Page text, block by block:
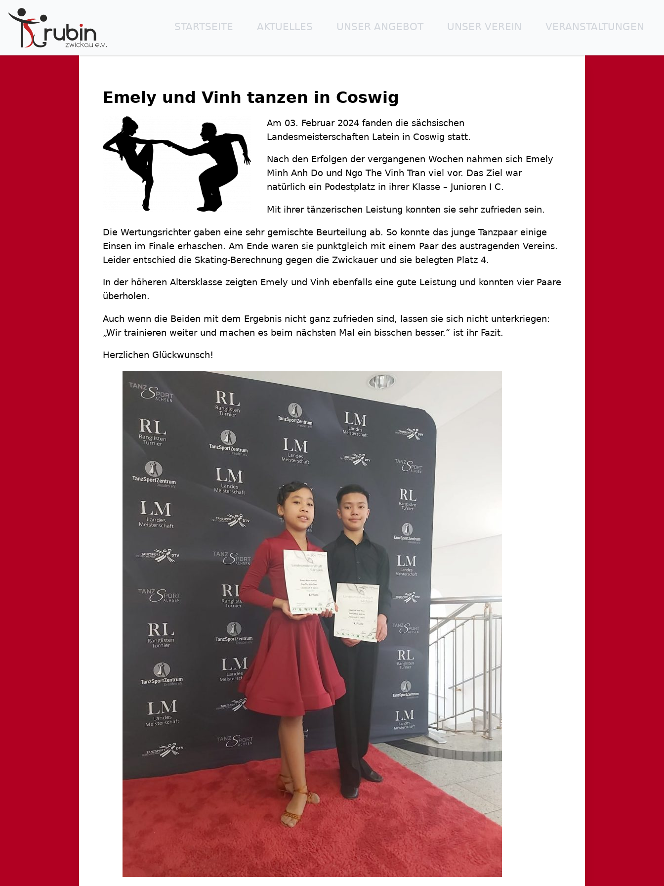
STARTSEITE AKTUELLES UNSER ANGEBOT UNSER VEREIN VERANSTALTUNGEN
Emely und Vinh tanzen in Coswig
Am 03. Februar 2024 fanden die sächsischen
Landesmeisterschaften Latein in Coswig statt.
Nach den Erfolgen der vergangenen Wochen nahmen sich Emely
Minh Anh Do und Ngo The Vinh Tran viel vor. Das Ziel war
natürlich ein Podestplatz in ihrer Klasse – Junioren I C.
Mit ihrer tänzerischen Leistung konnten sie sehr zufrieden sein.
Die Wertungsrichter gaben eine sehr gemischte Beurteilung ab. So konnte das junge Tanzpaar einige
Einsen im Finale erhaschen. Am Ende waren sie punktgleich mit einem Paar des austragenden Vereins.
Leider entschied die Skating-Berechnung gegen die Zwickauer und sie belegten Platz 4.
In der höheren Altersklasse zeigten Emely und Vinh ebenfalls eine gute Leistung und konnten vier Paare
überholen.
Auch wenn die Beiden mit dem Ergebnis nicht ganz zufrieden sind, lassen sie sich nicht unterkriegen:
„Wir trainieren weiter und machen es beim nächsten Mal ein bisschen besser.“ ist ihr Fazit.
Herzlichen Glückwunsch!